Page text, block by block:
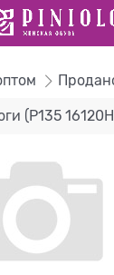
(P135